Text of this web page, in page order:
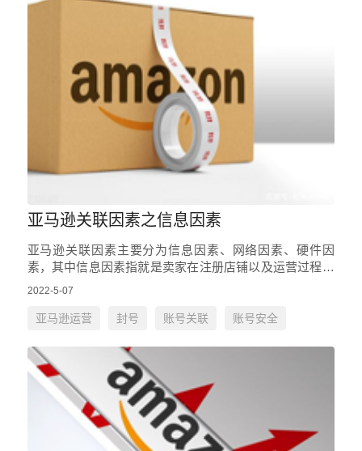
亚马逊关联因素之信息因素
亚马逊关联因素主要分为信息因素、网络因素、硬件因
素，其中信息因素指就是卖家在注册店铺以及运营过程中
所提交的资料，这些资料应该要具有唯一性，避免各信息
2022-5-07
亚马逊运营 封号 账号关联 账号安全